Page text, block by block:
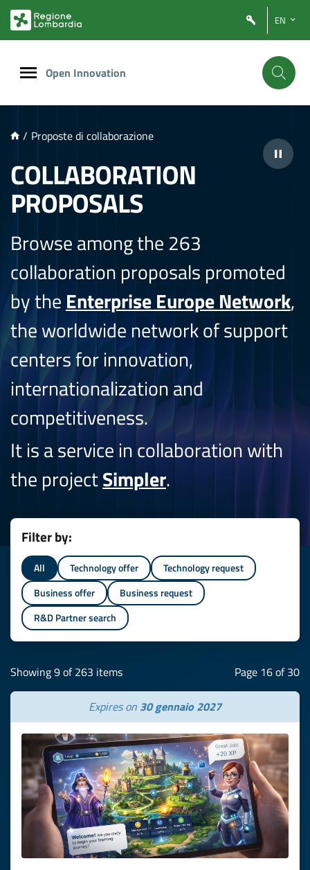
PRINCIPALE
EN
Open Innovation
/ Proposte di collaborazione
COLLABORATION
PROPOSALS
Browse among the 263
collaboration proposals promoted
by the Enterprise Europe Network,
the worldwide network of support
centers for innovation,
internationalization and
competitiveness.
It is a service in collaboration with
the projectSimpler.
Filter by:
All Technology offer
Technology request
Business offer
Business request
R&D Partner search
Showing 9 of 263 items Page 16 of 30
Expires on 30 gennaio 2027